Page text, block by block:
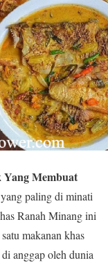
Yang Membuat
paling di minati
Ranah Minang ini
makanan khas
anggap oleh dunia